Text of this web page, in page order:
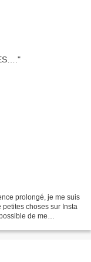
prolongé, je me suis
choses sur Insta
de me